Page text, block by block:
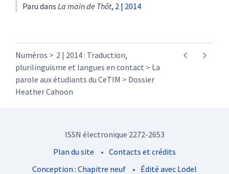
Paru dans La main de Thôt, 2 | 2014
Numéros
2 | 2014 : Traduction,
plurilinguisme et langues en contact
La
parole aux étudiants du CeTIM
Dossier
Heather Cahoon
ISSN électronique 2272-2653
Plan du site
Contacts et crédits
Conception : Chapitre neuf
Édité avec Lodel